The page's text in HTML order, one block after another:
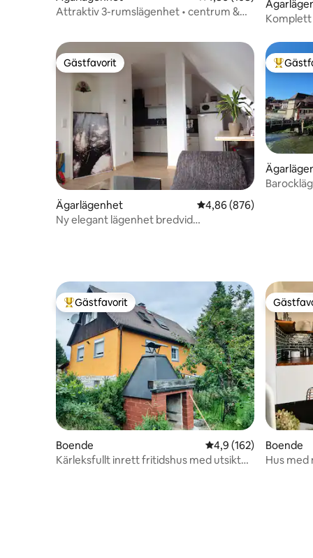
Attraktiv 3-rumslägenhet • centrum &
Komplett
Gästfavorit
Gästfavorit
Ägarlägenhet 4,86 av 5 i
4,86 (876)
Ny elegant lägenhet bredvid
Populär
Populär gästfavorit
Gästfavorit
Boende 4,9 av 5 i
4,9 (162)
Kärleksfullt inrett fritidshus med utsikt
Boende
Hus